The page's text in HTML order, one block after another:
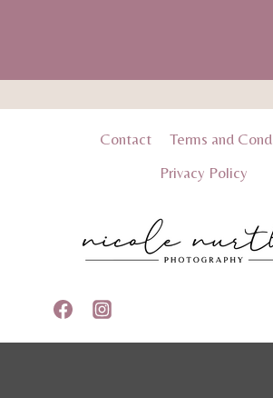
Contact
Terms and
Privacy Policy